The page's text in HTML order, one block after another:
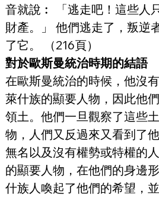
音就說︰ 「逃走吧！這些人
財產。」 他們逃走了，叛逆
了它。 （216頁）
對於歐斯曼統治時期的結語
在歐斯曼統治的時候，他沒
萊什族的顯要人物，因此他
領土。他們一旦觀察了這些
物，人們又反過來又看到了
無名以及沒有權勢或特權的
的顯要人物，在他們的身邊
什族人喚起了他們的希望，